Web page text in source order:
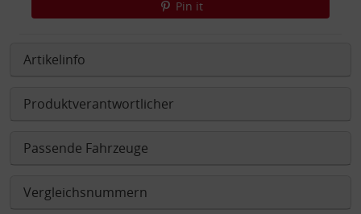
Pin it
Artikelinfo
Produktverantwortlicher
Passende Fahrzeuge
Vergleichsnummern